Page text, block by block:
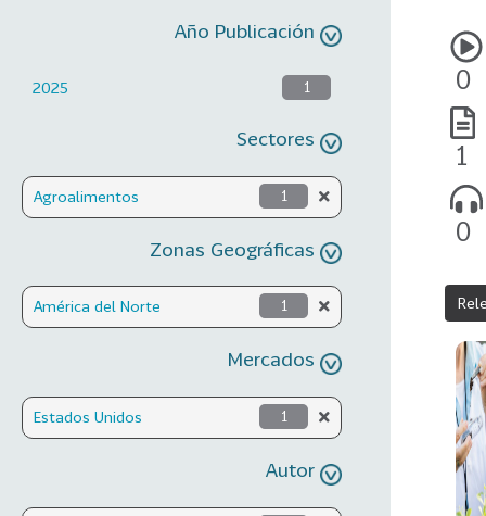
Año Publicación
2025 1
Sectores
Agroalimentos 1
Zonas Geográficas
América del Norte 1
Mercados
Estados Unidos 1
Autor
0
1
0